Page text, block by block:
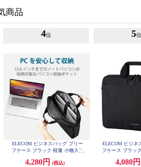
商品
4位
ELECOM ビジネスバッグ ブリー
フケース ブラック 軽量 小物入れ
げ BM-BSLTBK
4,280円
(税込)
5位
ELECOM ビジネ
フケース ブラッ
げ BM-
4,080